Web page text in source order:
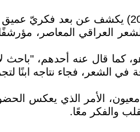
وفي أعماله الأخيرة، يواصل العبيدي هذا النهج المتعدد، فكتابه "فضاءات الحرية
في الشعر العراقي
وهو، كما قال عنه أحدهم،
الشعر، فجاء نتاجه ابنًا
الأمر الذي يعكس
والفكر معًا.